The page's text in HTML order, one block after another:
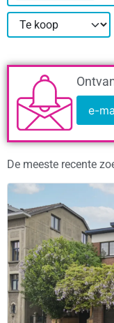
e-
De meeste recente